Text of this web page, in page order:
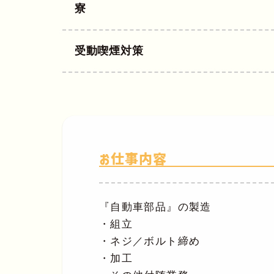
寮
受動喫煙対策
お仕事内容
『自動車部品』の製造
・組立
・ネジ／ボルト締め
・加工